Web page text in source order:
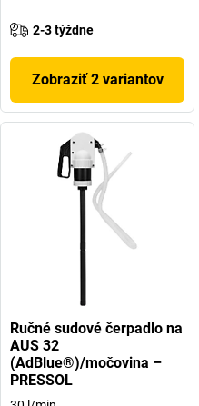
2-3 týždne
Zobraziť 2 variantov
Ručné sudové čerpadlo na
AUS 32
(AdBlue®)/močovina –
PRESSOL